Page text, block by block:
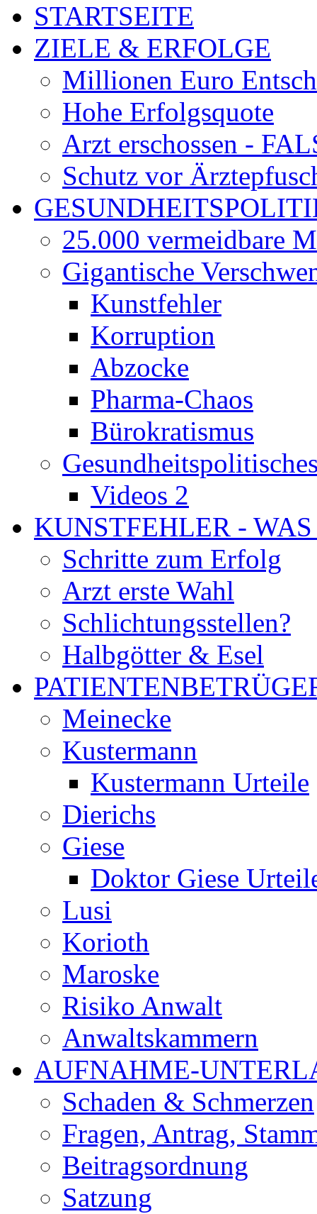
STARTSEITE
ZIELE & ERFOLGE
Millionen Euro
Hohe Erfolgsquote
Arzt erschossen -
Schutz vor
25.000 vermeidbare
Gigantische
Kunstfehler
Korruption
Abzocke
Pharma-Chaos
Bürokratismus
Videos 2
KUNSTFEHLER -
Schritte zum Erfolg
Arzt erste Wahl
Schlichtungsstellen?
Halbgötter & Esel
Meinecke
Kustermann
Kustermann Urteile
Dierichs
Giese
Doktor Giese
Lusi
Korioth
Maroske
Risiko Anwalt
Anwaltskammern
AUFNAHME-
Schaden & Schmerzen
Fragen, Antrag,
Beitragsordnung
Satzung